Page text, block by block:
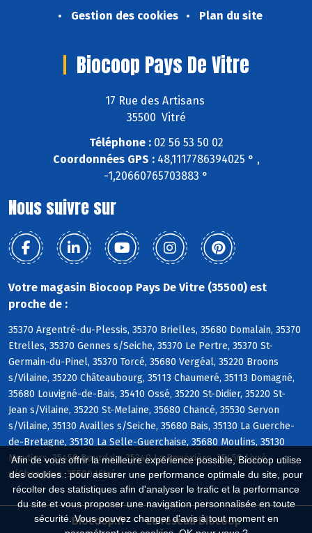
Afin de vous offrir la meilleure expérience possible, Biocoop utilise
des cookies : pour assurer une performance optimale du site, pour
récolter des statistiques afin d'analyser le trafic et la performance
du site et vous proposer une navigation personnalisée en toute
sécurité. Vous pouvez changer d'avis à tout moment en
Gestion des cookies
Plan du site
Biocoop Pays De Vitre
17 Rue des Artisans
35500 Vitré
Téléphone :02 56 53 50 02
Coordonnées GPS :48,1117786394025 ° ,
-1,20660765703883 °
Nous suivre sur
Votre magasin Biocoop Pays De Vitre (35500) est
proche de :
35370 Argentré-du-Plessis, 35370 Brielles, 35680 Domalain, 35370
Etrelles, 35370 Gennes s/Seiche, 35370 Le Pertre, 35370 St-
Germain-du-Pinel, 35370 Torcé, 35680 Vergéal, 35220 Broons
s/Vilaine, 35220 Châteaubourg, 35113 Chaumeré, 35113 Domagné,
35680 Louvigné-de-Bais, 35410 Ossé, 35220 St-Didier, 35220 St-
Jean s/Vilaine, 35220 St-Melaine, 35680 Chancé, 35530 Servon
s/Vilaine, 35130 Availles s/Seiche, 35680 Bais, 35130 La Guerche-
de-Bretagne, 35130 La Selle-Guerchaise, 35680 Moulins, 35130
Moutiers, 35450 Dourdain, 35340 La Bouëxière, 35450 Livré
s/Changeon, 35500 Vitré
Biocoop.fr Le réseau Biocoop